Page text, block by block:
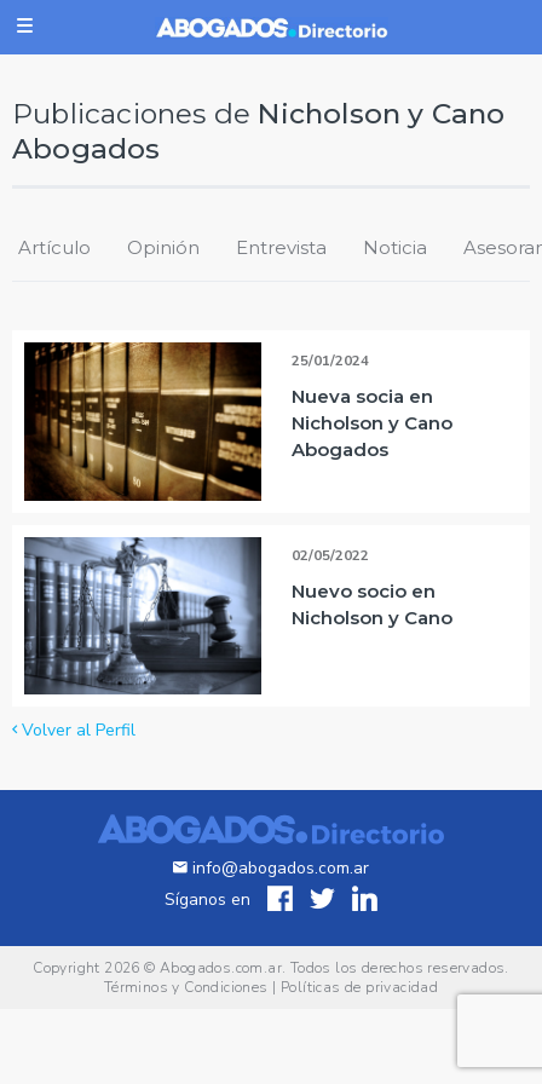
Publicaciones de Nicholson y Cano
Abogados
Artículo Opinión Entrevista Noticia
25/01/2024
Nueva socia en
Nicholson y Cano
Abogados
02/05/2022
Nuevo socio en
Nicholson y Cano
Volver al Perfil
info@abogados.com.ar
Síganos en
Copyright 2026 © Abogados.com.ar. Todos los derechos reservados.
Términos y Condiciones | Políticas de privacidad